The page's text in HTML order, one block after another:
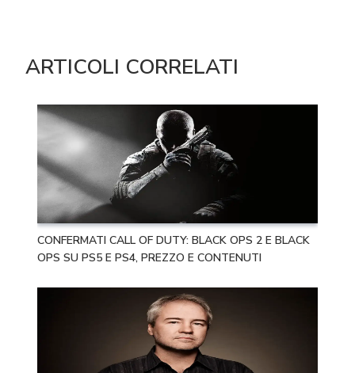
ARTICOLI CORRELATI
CONFERMATI CALL OF DUTY: BLACK OPS 2 E BLACK
OPS SU PS5 E PS4, PREZZO E CONTENUTI